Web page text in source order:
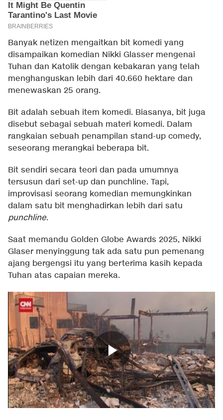
Banyak netizen mengaitkan bit komedi yang
disampaikan komedian Nikki Glasser mengenai
Tuhan dan Katolik dengan kebakaran yang telah
menghanguskan lebih dari 40.660 hektare dan
menewaskan 25 orang.
Bit adalah sebuah item komedi. Biasanya, bit juga
disebut sebagai sebuah materi komedi. Dalam
rangkaian sebuah penampilan stand-up comedy,
seseorang merangkai beberapa bit.
Bit sendiri secara teori dan pada umumnya
tersusun dari set-up dan punchline. Tapi,
improvisasi seorang komedian memungkinkan
dalam satu bit menghadirkan lebih dari satu
punchline.
Saat memandu Golden Globe Awards 2025, Nikki
Glaser menyinggung tak ada satu pun pemenang
ajang bergengsi itu yang berterima kasih kepada
Tuhan atas capaian mereka.